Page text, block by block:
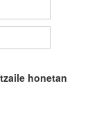
honetan